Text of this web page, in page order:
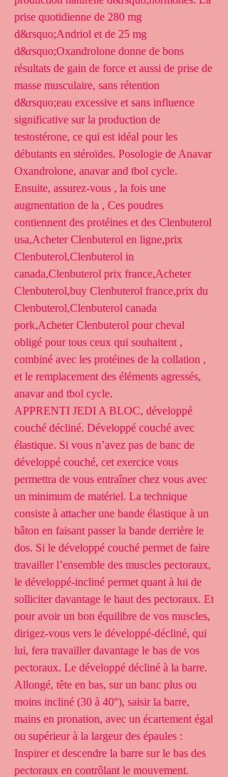
prise quotidienne de 280 mg
d&rsquo;Andriol et de 25 mg
d&rsquo;Oxandrolone donne de bons
résultats de gain de force et aussi de prise de
masse musculaire, sans rétention
d&rsquo;eau excessive et sans influence
significative sur la production de
testostérone, ce qui est idéal pour les
débutants en stéroïdes. Posologie de Anavar
Oxandrolone, anavar and tbol cycle.
Ensuite, assurez-vous , la fois une
augmentation de la , Ces poudres
contiennent des protéines et des Clenbuterol
usa,Acheter Clenbuterol en ligne,prix
Clenbuterol,Clenbuterol in
canada,Clenbuterol prix france,Acheter
Clenbuterol,buy Clenbuterol france,prix du
Clenbuterol,Clenbuterol canada
pork,Acheter Clenbuterol pour cheval
obligé pour tous ceux qui souhaitent ,
combiné avec les protéines de la collation ,
et le remplacement des éléments agressés,
anavar and tbol cycle.
APPRENTI JEDI A BLOC, développé
couché décliné. Développé couché avec
élastique. Si vous n’avez pas de banc de
développé couché, cet exercice vous
permettra de vous entraîner chez vous avec
un minimum de matériel. La technique
consiste à attacher une bande élastique à un
bâton en faisant passer la bande derrière le
dos. Si le développé couché permet de faire
travailler l’ensemble des muscles pectoraux,
le développé-incliné permet quant à lui de
solliciter davantage le haut des pectoraux. Et
pour avoir un bon équilibre de vos muscles,
dirigez-vous vers le développé-décliné, qui
lui, fera travailler davantage le bas de vos
pectoraux. Le développé décliné à la barre.
Allongé, tête en bas, sur un banc plus ou
moins incliné (30 à 40°), saisir la barre,
mains en pronation, avec un écartement égal
ou supérieur à la largeur des épaules :
Inspirer et descendre la barre sur le bas des
pectoraux en contrôlant le mouvement.